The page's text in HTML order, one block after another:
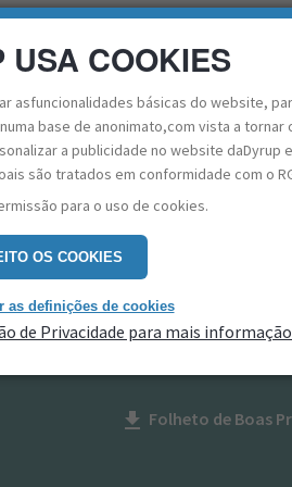
CALCULAR QUANTIDADES
- TINTA DE
get_appFicha Técnica
get_app Folheto de Boas
USA COOKIES
asfuncionalidades básicas do website,
base de anonimato,com vista a tornar
a publicidade no website daDyrup
são tratados em conformidade com o
para o uso de cookies.
OS COOKIES
as definições de cookies
de Privacidade para mais